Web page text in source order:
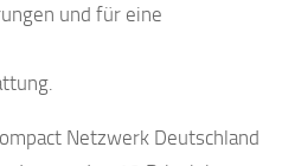
und für eine
Netzwerk Deutschland